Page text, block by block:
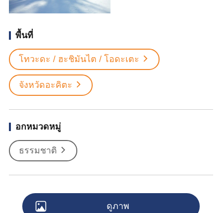
พื้นที่
โทวะดะ / ฮะชิมันไต / โอดะเตะ
จังหวัดอะคิตะ
อกหมวดหมู่
ธรรมชาติ
ดูภาพ